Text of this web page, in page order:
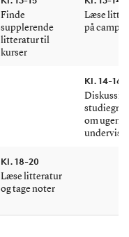
Finde
supplerende
litteratur til
kurser
Læse
på campus
Kl. 14-16
om ugens
Kl. 18-20
Læse litteratur
og tage noter